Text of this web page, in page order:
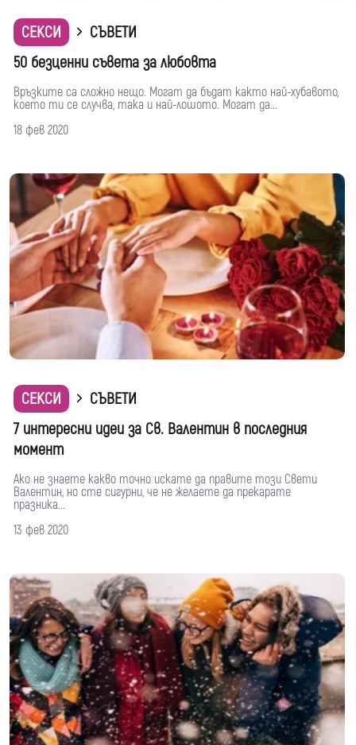
СЕКСИ
СЪВЕТИ
50 безценни съвета за любовта
Връзките са сложно нещо. Могат да бъдат както най-хубавото,
което ти се случва, така и най-лошото. Могат да...
18 фев 2020
СЕКСИ
СЪВЕТИ
7 интересни идеи за Св. Валентин в последния
момент
Ако не знаете какво точно искате да правите този Свети
Валентин, но сте сигурни, че не желаете да прекарате
празника...
13 фев 2020